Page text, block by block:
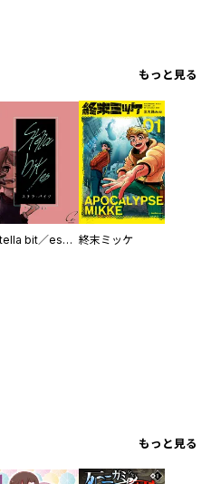
もっと見る
Stella bit／es【単話版】 終末ミッケ
もっと見る